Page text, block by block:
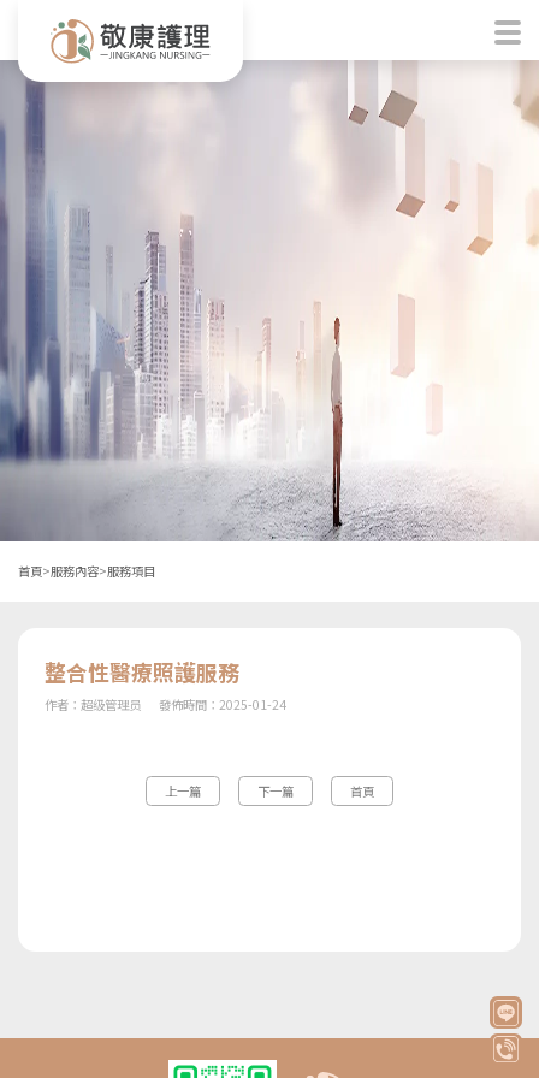
首頁>服務內容>服務項目
整合性醫療照護服務
作者： 超级管理员 發佈時間：2025-01-24
上一篇 下一篇 首頁